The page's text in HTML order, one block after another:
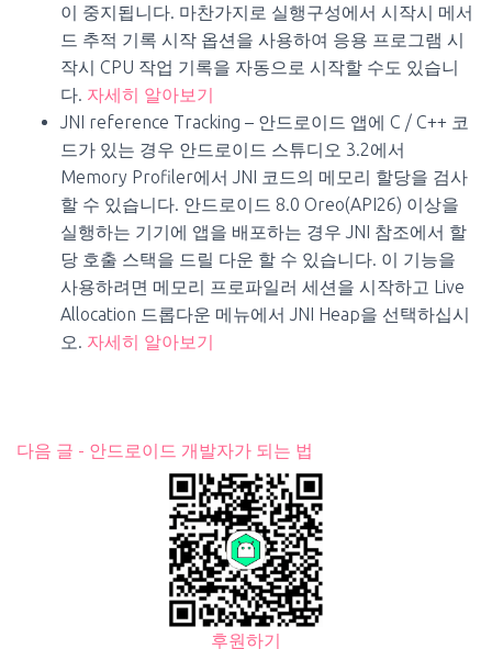
이 중지됩니다. 마찬가지로 실행구성에서 시작시 메서
드 추적 기록 시작 옵션을 사용하여 응용 프로그램 시
작시 CPU 작업 기록을 자동으로 시작할 수도 있습니
다. 자세히 알아보기
JNI reference Tracking – 안드로이드 앱에 C / C++ 코
드가 있는 경우 안드로이드 스튜디오 3.2에서
Memory Profiler에서 JNI 코드의 메모리 할당을 검사
할 수 있습니다. 안드로이드 8.0 Oreo(API26) 이상을
실행하는 기기에 앱을 배포하는 경우 JNI 참조에서 할
당 호출 스택을 드릴 다운 할 수 있습니다. 이 기능을
사용하려면 메모리 프로파일러 세션을 시작하고 Live
Allocation 드롭다운 메뉴에서 JNI Heap을 선택하십시
오. 자세히 알아보기
다음 글 - 안드로이드 개발자가 되는 법
후원하기